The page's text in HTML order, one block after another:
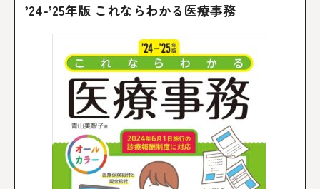
’24-’25年版 これならわかる医療事務